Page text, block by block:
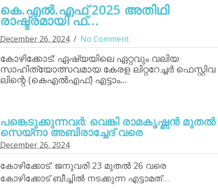
കെ.എല്‍.എഫ് 2025 അതിഥി
രാഷ്ട്രമായി ഫ്...
December 26, 2024 No Comment
കോഴിക്കോട്: ഏഷ്യയിലെ ഏറ്റവും വലിയ
സാഹിത്യോത്സവമായ കേരള ലിറ്ററേച്ചര്‍ ഫെസ്റ്റിവ
ലിന്റെ (കെഎല്‍എഫ്) എട്ടാം…
പങ്കെടുക്കുന്നവര്‍: വെങ്കി രാമകൃഷ്ണന്‍ മുതല്‍
സെയ്‌നാ അബിരാച്ചേദ് വരെ
December 26, 2024
കോഴിക്കോട്: ജനുവരി 23 മുതല്‍ 26 വരെ
കോഴിക്കോട് ബീച്ചില്‍ നടക്കുന്ന എട്ടാമത്…